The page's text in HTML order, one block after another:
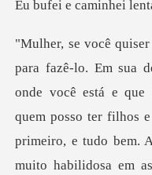
ei
está e que
quem posso ter filhos
primeiro, e tudo bem.